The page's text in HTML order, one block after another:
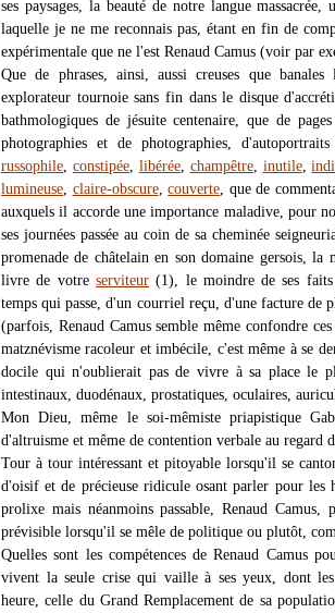
ses paysages, la beauté de notre langue
laquelle je ne me reconnais pas, étant en fin de
expérimentale que ne l'est Renaud Camus (voir par
Que de phrases, ainsi, aussi creuses que
explorateur tournoie sans fin dans le disque
bathmologiques de jésuite centenaire, que de
photographies et de photographies,
russophile constipée, libérée, champêtre, inutile,
lumineuse claire-obscure,couverte , que de
auxquels il accorde une importance maladive, pour
ses journées passée au coin de sa cheminée
promenade de châtelain en son domaine gersois,
livre de votre serviteur(1), le moindre de ses faits
temps qui passe, d'un courriel reçu, d'une facture de
(parfois, Renaud Camus semble même confondre
matznévisme racoleur et imbécile, c'est même à se
docile qui n'oublierait pas de vivre à sa place le
intestinaux, duodénaux, prostatiques, oculaires,
Mon Dieu, même le soi-mêmiste priapistique
d'altruisme et même de contention verbale au regard
Tour à tour intéressant et pitoyable lorsqu'il se
d'oisif et de précieuse ridicule osant parler pour les
prolixe mais néanmoins passable, Renaud
prévisible lorsqu'il se mêle de politique ou plutôt,
Quelles sont les compétences de Renaud Camus
vivent la seule crise qui vaille à ses yeux, dont les
heure, celle du Grand Remplacement de sa